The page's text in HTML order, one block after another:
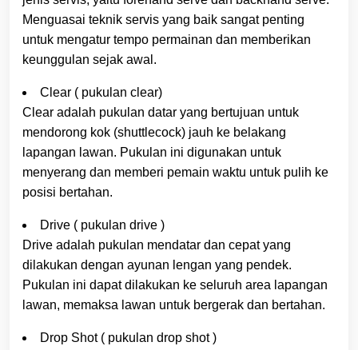
Menguasai teknik servis yang baik sangat penting
untuk mengatur tempo permainan dan memberikan
keunggulan sejak awal.
Clear ( pukulan clear)
Clear adalah pukulan datar yang bertujuan untuk
mendorong kok (shuttlecock) jauh ke belakang
lapangan lawan. Pukulan ini digunakan untuk
menyerang dan memberi pemain waktu untuk pulih ke
posisi bertahan.
Drive ( pukulan drive )
Drive adalah pukulan mendatar dan cepat yang
dilakukan dengan ayunan lengan yang pendek.
Pukulan ini dapat dilakukan ke seluruh area lapangan
lawan, memaksa lawan untuk bergerak dan bertahan.
Drop Shot ( pukulan drop shot )